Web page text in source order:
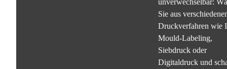
Sie aus
Druckverfahren wie
Mould-Labeling,
Siebdruck oder
Digitaldruck und